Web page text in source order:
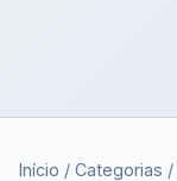
Início / Categorias /